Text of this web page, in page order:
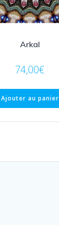
Arkal
74,00€
Ajouter au panier